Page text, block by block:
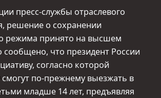
пресс-службы отраслевого
решение о сохранении
режима принято на высшем
сообщено, что президент России
согласно которой
по-прежнему выезжать в
младше 14 лет, предъявляя